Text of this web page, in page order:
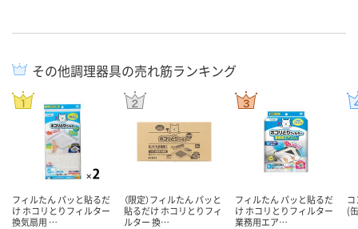
その他調理器具の売れ筋ランキング
フィルたん パッと貼るだ
け ホコリとりフィルター
換気扇用 …
（限定）フィルたん パッと
貼るだけ ホコリとりフィ
ルター 換…
フィルたん パッと貼るだ
け ホコリとりフィルター
業務用エア…
(